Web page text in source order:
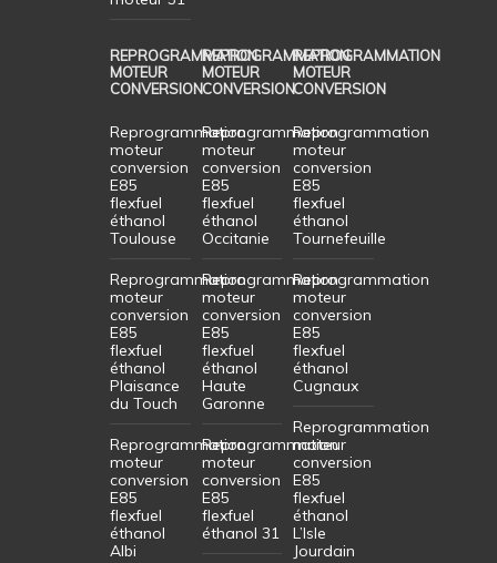
REPROGRAMMATION
MOTEUR
CONVERSION
Reprogrammation
moteur
conversion
E85
flexfuel
éthanol
Toulouse
Reprogrammation
moteur
conversion
E85
flexfuel
éthanol
Plaisance
du Touch
Reprogrammation
moteur
conversion
E85
flexfuel
éthanol
Albi
REPROGRAMMATION
MOTEUR
CONVERSION
Reprogrammation
moteur
conversion
E85
flexfuel
éthanol
Occitanie
Reprogrammation
moteur
conversion
E85
flexfuel
éthanol
Haute
Garonne
Reprogrammation
moteur
conversion
E85
flexfuel
éthanol 31
REPROGRAMMATION
MOTEUR
CONVERSION
Reprogrammation
moteur
conversion
E85
flexfuel
éthanol
Tournefeuille
Reprogrammation
moteur
conversion
E85
flexfuel
éthanol
Cugnaux
Reprogrammation
moteur
conversion
E85
flexfuel
éthanol
L’Isle
Jourdain